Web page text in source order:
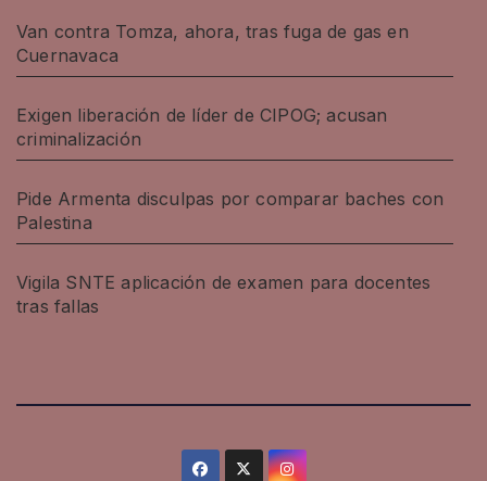
Van contra Tomza, ahora, tras fuga de gas en
Cuernavaca
Exigen liberación de líder de CIPOG; acusan
criminalización
Pide Armenta disculpas por comparar baches con
Palestina
Vigila SNTE aplicación de examen para docentes
tras fallas